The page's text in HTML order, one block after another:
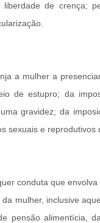
de crença;
a mulher a
de estupro; da
gravidez; da
sexuais e reprodutivos
conduta que
mulher, inclusive
pensão alimentícia,